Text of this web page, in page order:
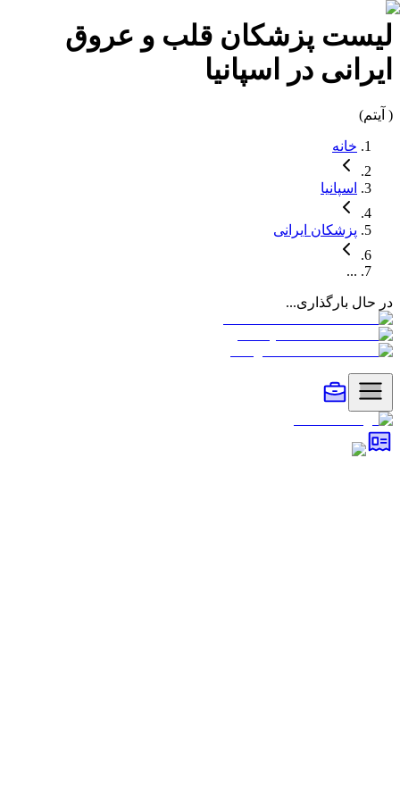
لیست پزشکان قلب و عروق
ایرانی در
اسپانیا
( آیتم)
خانه
اسپانیا
پزشکان ایرانی
...
در حال بارگذاری...